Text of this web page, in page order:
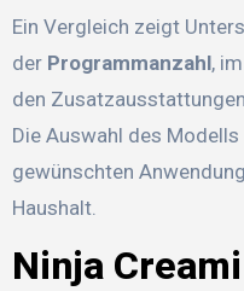
Ein Vergleich zeigt
der Programmanzahl, im
den
Die Auswahl des
gewünschten
Haushalt.
Ninja